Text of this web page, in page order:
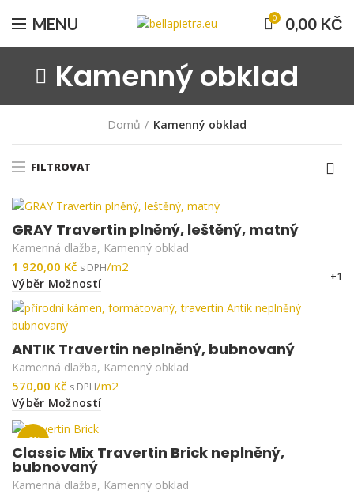
MENU 0 0,00 KČ
Kamenný obklad
Domů Kamenný obklad
FILTROVAT
GRAY Travertin plněný, leštěný, matný
Kamenná dlažba, Kamenný obklad
Kč
Výběr Možností +1
ANTIK Travertin neplněný, bubnovaný
Kamenná dlažba, Kamenný obklad
Kč
Výběr Možností
-2%
Classic Mix Travertin Brick neplněný,
bubnovaný
Kamenná dlažba, Kamenný obklad